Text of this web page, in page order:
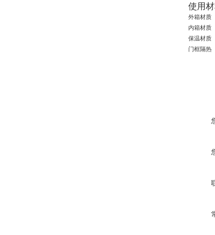
使用
外箱材质
内箱材质
保温材质
门框隔热